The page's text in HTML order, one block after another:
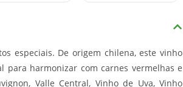
especiais. De origem chilena, este vinho
para harmonizar com carnes vermelhas e
Valle Central, Vinho de Uva, Vinho